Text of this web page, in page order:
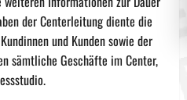
der Centerleitung diente die
und Kunden sowie der
sämtliche Geschäfte im Center,